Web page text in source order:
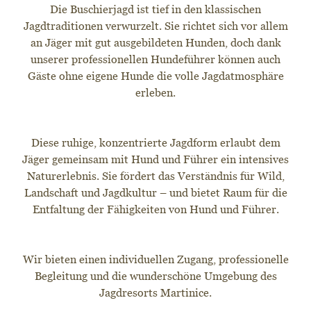
Die Buschierjagd ist tief in den klassischen
Jagdtraditionen verwurzelt. Sie richtet sich vor allem
an Jäger mit gut ausgebildeten Hunden, doch dank
unserer professionellen Hundeführer können auch
Gäste ohne eigene Hunde die volle Jagdatmosphäre
erleben.
Diese ruhige, konzentrierte Jagdform erlaubt dem
Jäger gemeinsam mit Hund und Führer ein intensives
Naturerlebnis. Sie fördert das Verständnis für Wild,
Landschaft und Jagdkultur – und bietet Raum für die
Entfaltung der Fähigkeiten von Hund und Führer.
Wir bieten einen individuellen Zugang, professionelle
Begleitung und die wunderschöne Umgebung des
Jagdresorts Martinice.